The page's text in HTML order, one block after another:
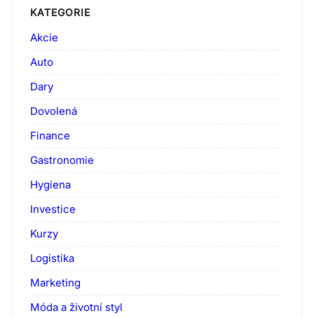
KATEGORIE
Akcie
Auto
Dary
Dovolená
Finance
Gastronomie
Hygiena
Investice
Kurzy
Logistika
Marketing
Móda a životní styl